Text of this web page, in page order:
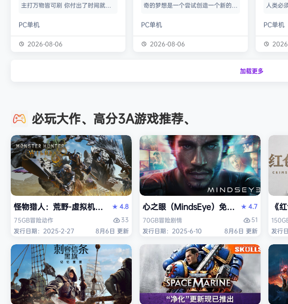
主打万物皆可刷 你付出了时间就必
独属于你的强大构筑 装备获取 游戏
中的[装备][技能][护身符]主要通过
每个大型章节有若干小关卡。 难度
可分为：…
PC单机
2026-08-06
奇的梦想是一个尝试创造一个新的幻
虚幻引擎的帮助下，使用已经熟悉的
图形技术和机制以丰富多彩的方式呈
组由命运聚集的五个角色来完成一项
伟大的使命-从古老的邪恶中拯救地
球！ 一个古老…
PC单机
2026-08-06
人类必
生物学
神经链
挡、反
PC单机
加载更多
必玩大作、高分3A游戏推荐、
怪物猎人：荒野-虚拟机版（Monster Hunter Wilds HYPERVISOR）免安装
★ 4.8
75GB冒险动作
33
发行日期：2025-2-27
8月6日 更新
心之眼（MindsEye）免安装中文版
★ 4.7
70GB冒险剧情
51
发行日期：2025-6-10
8月6日 更新
《
发行